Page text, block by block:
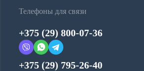
Телефоны для связи
+375 (29) 800-07-36
+375 (29) 795-26-40